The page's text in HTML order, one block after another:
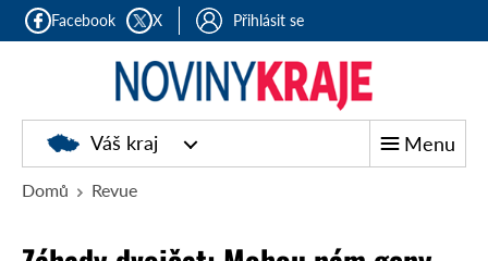
Facebook X Přihlásit se
Noviny
kraje
Váš kraj Menu
Domů Revue